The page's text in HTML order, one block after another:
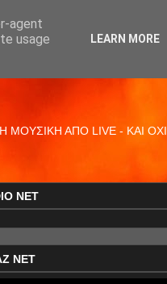
ΑΠΟ LIVE - ΚΑΙ ΟΧΙ
NET
NET
agent
usage
LEARN MORE